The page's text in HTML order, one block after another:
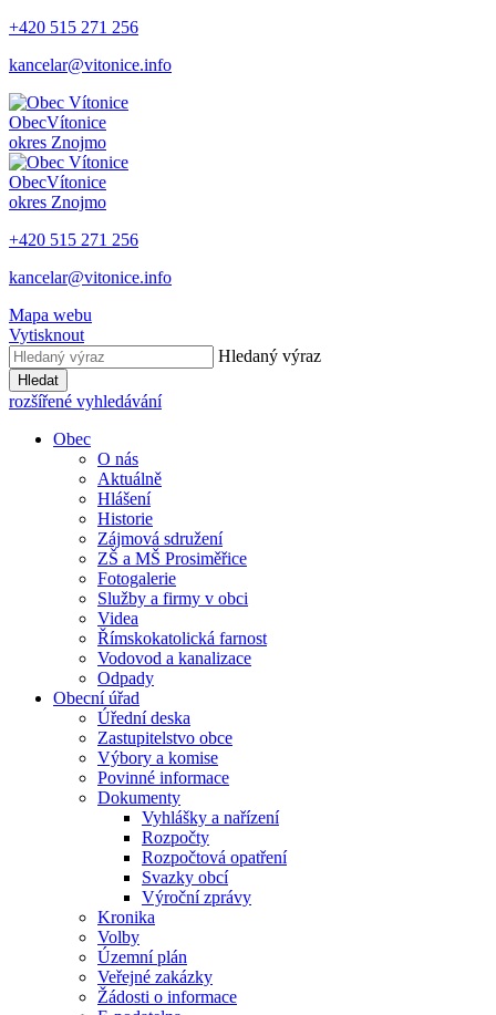
+420 515 271 256
kancelar@vitonice.info
ObecVítonice
okres Znojmo
ObecVítonice
okres Znojmo
+420 515 271 256
kancelar@vitonice.info
Mapa webu
Vytisknout
Hledaný výraz
Hledat
rozšířené vyhledávání
Obec
O nás
Aktuálně
Hlášení
Historie
Zájmová sdružení
ZŠ a MŠ Prosiměřice
Fotogalerie
Služby a firmy v obci
Videa
Římskokatolická farnost
Vodovod a kanalizace
Odpady
Obecní úřad
Úřední deska
Zastupitelstvo obce
Výbory a komise
Povinné informace
Dokumenty
Vyhlášky a nařízení
Rozpočty
Rozpočtová opatření
Svazky obcí
Výroční zprávy
Kronika
Volby
Územní plán
Veřejné zakázky
Žádosti o informace